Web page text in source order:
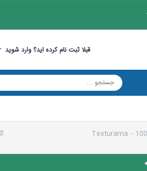
قبلا ثبت نام کرده اید؟ وارد شوید
Texturama –